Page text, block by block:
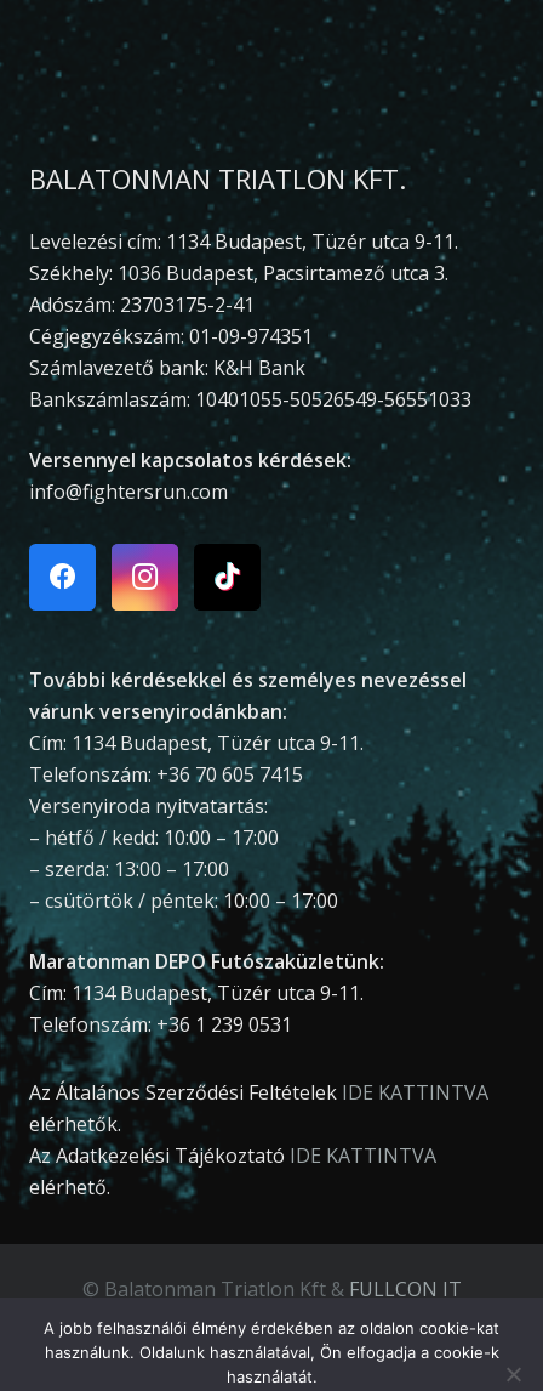
BALATONMAN TRIATLON KFT.
Levelezési cím: 1134 Budapest, Tüzér utca 9-11.
Székhely: 1036 Budapest, Pacsirtamező utca 3.
Adószám: 23703175-2-41
Cégjegyzékszám: 01-09-974351
Számlavezető bank: K&H Bank
Bankszámlaszám: 10401055-50526549-56551033
Versennyel kapcsolatos kérdések:
info@fightersrun.com
További kérdésekkel és személyes nevezéssel
várunk versenyirodánkban:
Cím: 1134 Budapest, Tüzér utca 9-11.
Telefonszám: +36 70 605 7415
Versenyiroda nyitvatartás:
– hétfő / kedd: 10:00 – 17:00
– szerda: 13:00 – 17:00
– csütörtök / péntek: 10:00 – 17:00
Maratonman DEPO Futószaküzletünk:
Cím: 1134 Budapest, Tüzér utca 9-11.
Telefonszám: +36 1 239 0531
Az Általános Szerződési Feltételek IDE KATTINTVA
elérhetők.
Az Adatkezelési Tájékoztató IDE KATTINTVA
elérhető.
© Balatonman Triatlon Kft & FULLCON IT
Development Kft.
A jobb felhasználói élmény érdekében az oldalon cookie-kat
használunk. Oldalunk használatával, Ön elfogadja a cookie-k
használatát.